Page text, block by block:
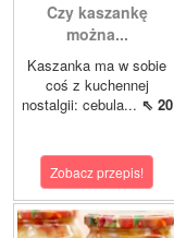
Czy kaszankę
można...
Kaszanka ma w sobie
coś z kuchennej
nostalgii: cebula... ⇖ 20
Zobacz przepis!